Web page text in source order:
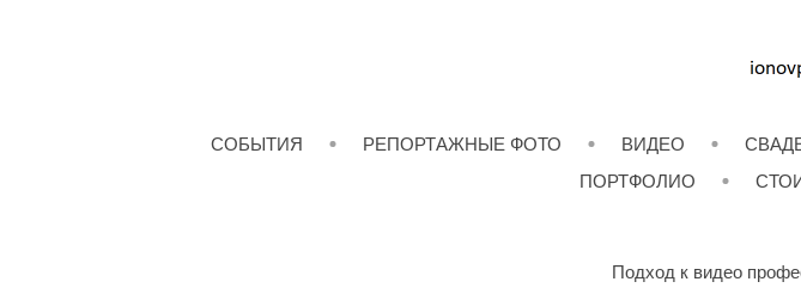
СОБЫТИЯ РЕПОРТАЖНЫЕ ФОТО ВИДЕО
ПОРТФОЛИО
Подход к видео